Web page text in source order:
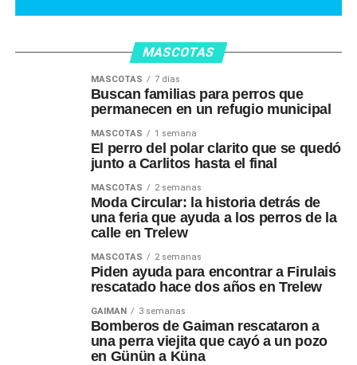
MASCOTAS
MASCOTAS 7 días
Buscan familias para perros que
permanecen en un refugio municipal
MASCOTAS 1 semana
El perro del polar clarito que se quedó
junto a Carlitos hasta el final
MASCOTAS 2 semanas
Moda Circular: la historia detrás de
una feria que ayuda a los perros de la
calle en Trelew
MASCOTAS 2 semanas
Piden ayuda para encontrar a Firulais
rescatado hace dos años en Trelew
GAIMAN 3 semanas
Bomberos de Gaiman rescataron a
una perra viejita que cayó a un pozo
en Günün a Küna